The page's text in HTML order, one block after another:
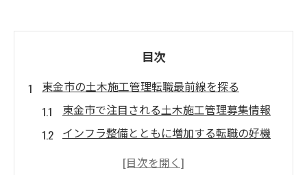
目次
東金市の土木施工管理転職最前線を探る
東金市で注目される土木施工管理募集情報
インフラ整備とともに増加する転職の好機
公共事業が拡大する現場での需要動向解説